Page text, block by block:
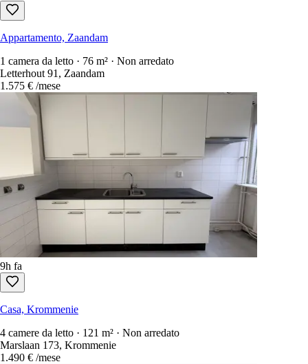
Appartamento, Zaandam
1 camera da letto · 76 m² · Non arredato
Letterhout 91, Zaandam
1.575 € /mese
9h fa
Casa, Krommenie
4 camere da letto · 121 m² · Non arredato
Marslaan 173, Krommenie
1.490 € /mese